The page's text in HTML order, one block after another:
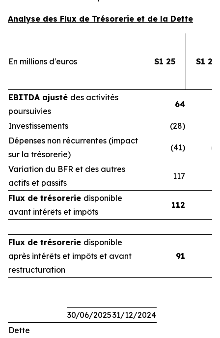
Analyse des Flux de Trésorerie et de la Dette
En millions d'euros S1 25 S1 24
EBITDA ajusté des activités
poursuivies
64
Investissements (28)
Dépenses non récurrentes (impact
sur la trésorerie)
(41)
Variation du BFR et des autres
actifs et passifs
117
Flux de trésorerie disponible
avant intérêts et impôts
112
Flux de trésorerie disponible
après intérêts et impôts et avant
restructuration
91
30/06/202531/12/2024
Dette